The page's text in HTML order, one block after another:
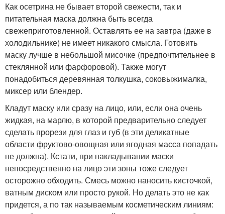
Как осетрина не бывает второй свежести, так и
питательная маска должна быть всегда
свежеприготовленной. Оставлять ее на завтра (даже в
холодильнике) не имеет никакого смысла. Готовить
маску лучше в небольшой мисочке (предпочтительнее в
стеклянной или фарфоровой). Также могут
понадобиться деревянная толкушка, соковыжималка,
миксер или блендер.
Кладут маску или сразу на лицо, или, если она очень
жидкая, на марлю, в которой предварительно следует
сделать прорези для глаз и губ (в эти деликатные
области фруктово‑овощная или ягодная масса попадать
не должна). Кстати, при накладывании маски
непосредственно на лицо эти зоны тоже следует
осторожно обходить. Смесь можно наносить кисточкой,
ватным диском или просто рукой. Но делать это не как
придется, а по так называемым косметическим линиям: